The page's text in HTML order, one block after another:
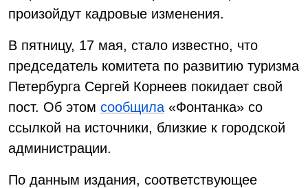
произойдут кадровые изменения.
В пятницу, 17 мая, стало известно, что
председатель комитета по развитию туризма
Петербурга Сергей Корнеев покидает свой
пост. Об этом сообщила «Фонтанка» со
ссылкой на источники, близкие к городской
администрации.
По данным издания, соответствующее